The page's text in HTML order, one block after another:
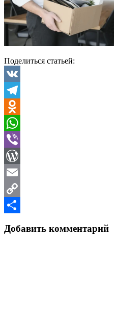
Поделиться статьей:
VK
Telegram
Odnoklassniki
WhatsApp
Viber
WordPress
Email
Copy
Добавить комментарий